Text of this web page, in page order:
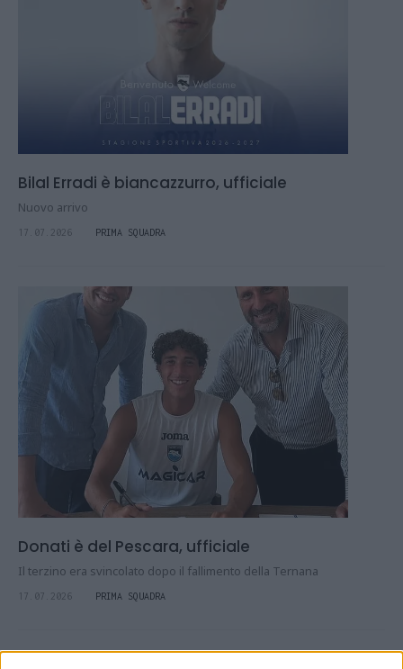
Bilal Erradi è biancazzurro, ufficiale
Nuovo arrivo
17.07.2026 PRIMA SQUADRA
Donati è del Pescara, ufficiale
Il terzino era svincolato dopo il fallimento della Ternana
17.07.2026 PRIMA SQUADRA